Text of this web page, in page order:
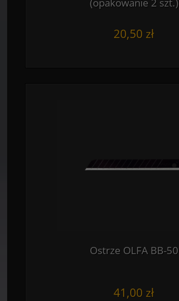
20,50 zł
Ostrze OLFA BB-50
41,00 zł